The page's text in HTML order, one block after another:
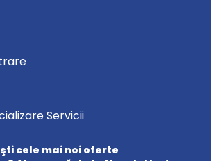
Servicii
cele mai noi oferte